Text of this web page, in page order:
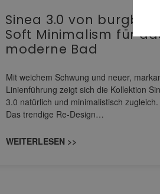
Sinea 3.0 von burgbad:
Soft Minimalism für
moderne Bad
Mit weichem Schwung und neuer,
Linienführung zeigt sich die Kollektion
3.0 natürlich und minimalistisch zugleich.
Das trendige Re-Design…
WEITERLESEN >>